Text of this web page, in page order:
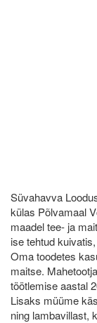
Süvahavva
külas Põlvamaal
maadel tee- ja
ise tehtud
Oma toodetes
maitse.
töötlemise aastal
Lisaks müüme
ning lambavillast,